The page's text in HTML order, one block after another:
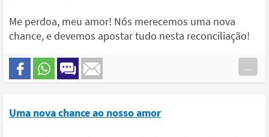
Me perdoa, meu amor! Nós merecemos uma nova
chance, e devemos apostar tudo nesta reconciliação!
...
Uma nova chance ao nosso amor